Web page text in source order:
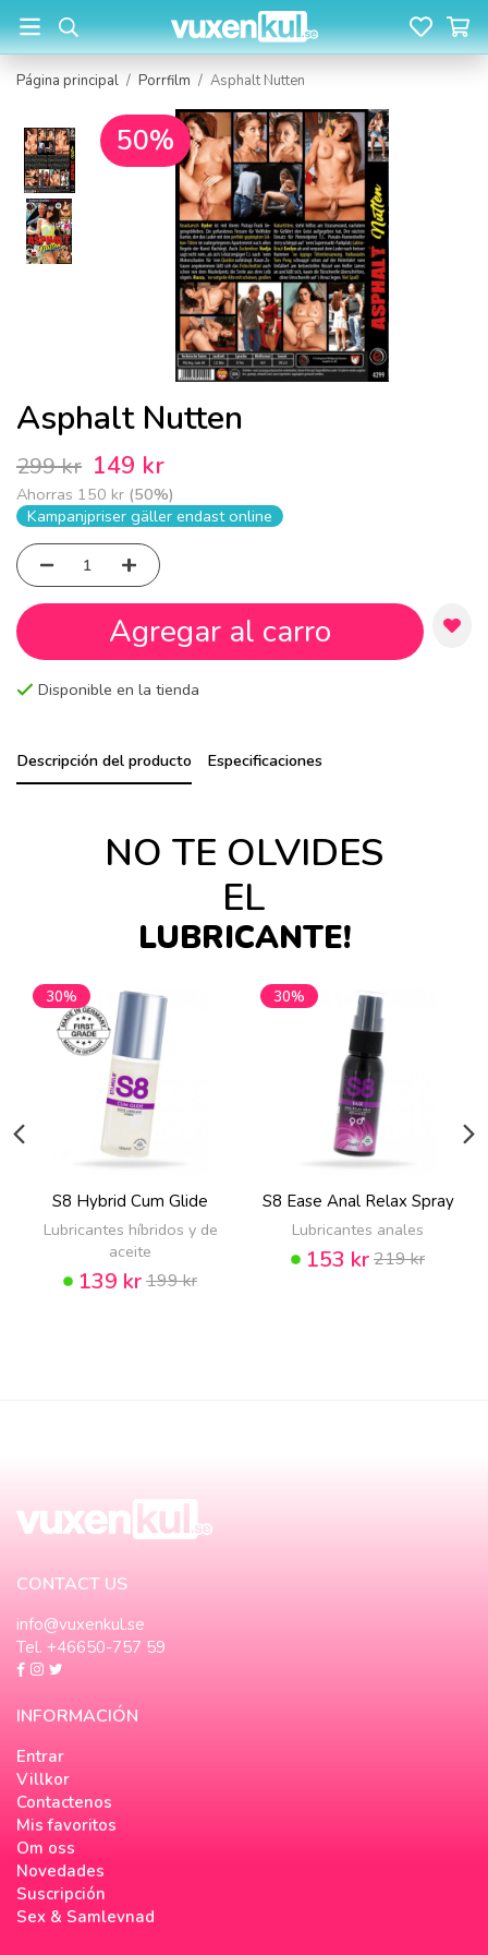
Página principal / Porrfilm / Asphalt Nutten
50%
Asphalt Nutten
299 kr 149 kr
Ahorras 150 kr (50%)
Kampanjpriser gäller endast online
Agregar al carro
Disponible en la tienda
Descripción del producto Especificaciones
NO TE OLVIDES
EL
LUBRICANTE!
30%
S8 Hybrid Cum Glide
Lubricantes híbridos y de
aceite
139 kr199 kr
30%
S8 Ease Anal Relax Spray
Lubricantes anales
153 kr219 kr
CONTACT US
info@vuxenkul.se
Tel. +46650-757 59
INFORMACIÓN
Entrar
Villkor
Contactenos
Mis favoritos
Om oss
Novedades
Suscripción
Sex & Samlevnad